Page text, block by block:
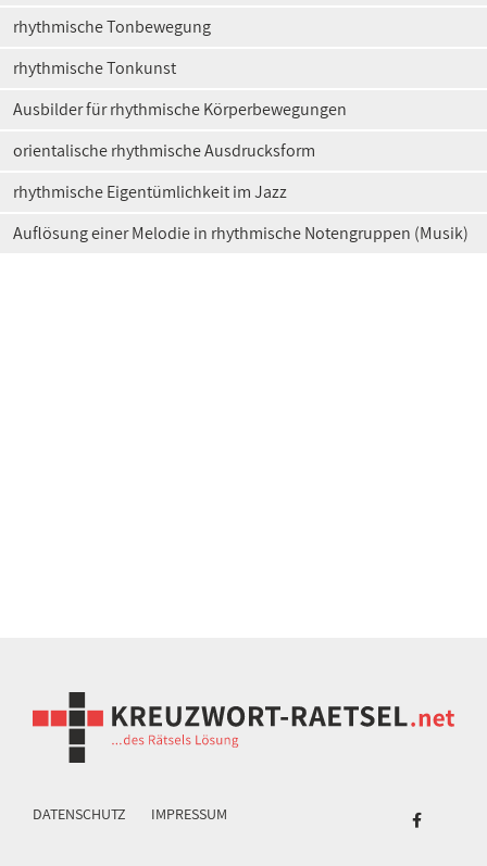
rhythmische Tonbewegung
rhythmische Tonkunst
Ausbilder für rhythmische Körperbewegungen
orientalische rhythmische Ausdrucksform
rhythmische Eigentümlichkeit im Jazz
Auflösung einer Melodie in rhythmische Notengruppen (Musik)
DATENSCHUTZ IMPRESSUM